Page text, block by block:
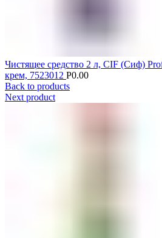
Чистящее средство 2 л, CIF (Сиф)
крем, 7523012 Р0.00
Back to products
Next product